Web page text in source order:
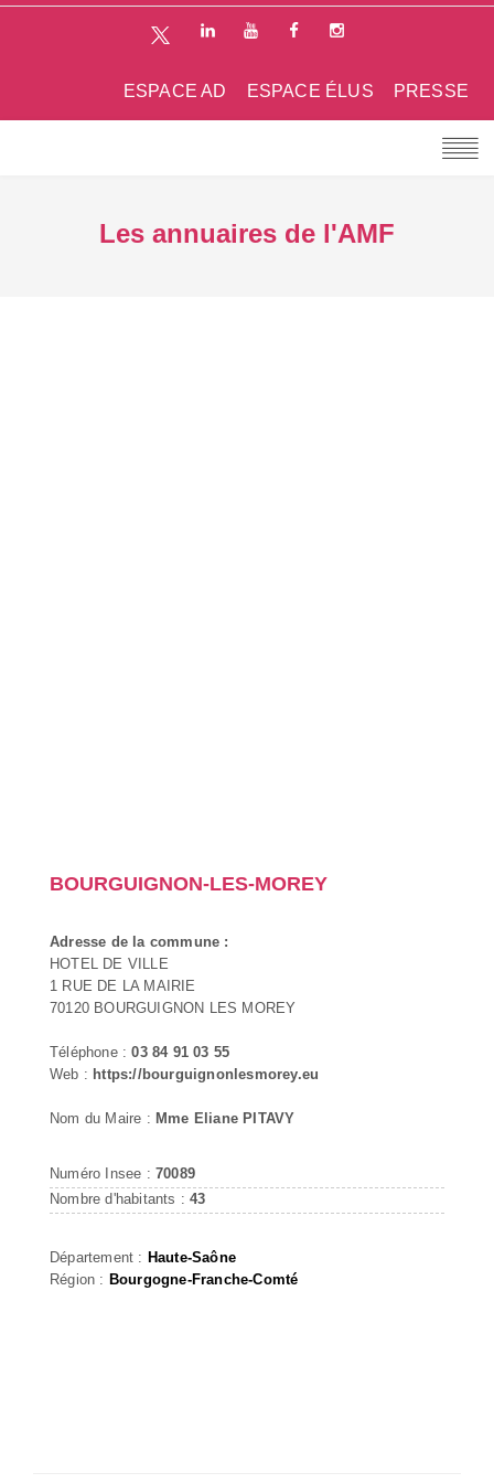
PRESSE
ESPACE ÉLUS
ESPACE AD
Les annuaires de l'AMF
BOURGUIGNON-LES-MOREY
Adresse de la commune :
HOTEL DE VILLE
1 RUE DE LA MAIRIE
70120 BOURGUIGNON LES MOREY
Téléphone :03 84 91 03 55
Web : https://bourguignonlesmorey.eu
Nom du Maire : Mme Eliane PITAVY
Numéro Insee : 70089
Nombre d'habitants :43
Département : Haute-Saône
Région : Bourgogne-Franche-Comté